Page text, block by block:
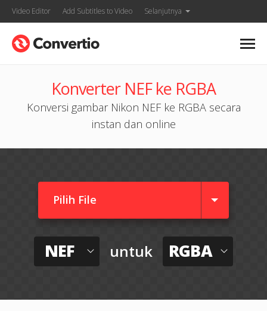
Video Editor Add Subtitles to Video Selanjutnya
Konverter NEF ke RGBA
Konversi gambar Nikon NEF ke RGBA secara
instan dan online
Pilih File
NEF untuk RGBA